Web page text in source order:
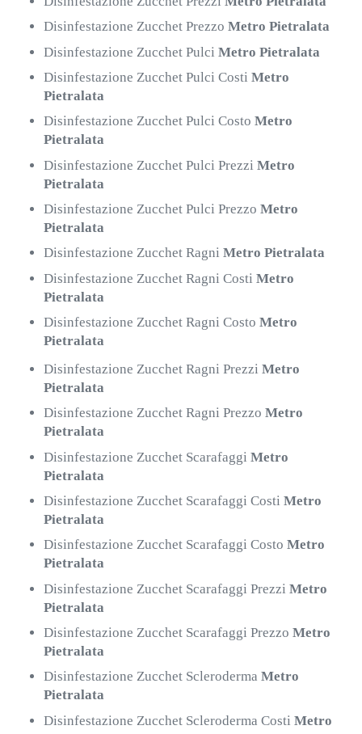
Disinfestazione Zucchet PrezzoMetro Pietralata
Disinfestazione Zucchet PulciMetro Pietralata
Disinfestazione Zucchet Pulci CostiMetro
Pietralata
Disinfestazione Zucchet Pulci CostoMetro
Pietralata
Disinfestazione Zucchet Pulci PrezziMetro
Pietralata
Disinfestazione Zucchet Pulci PrezzoMetro
Pietralata
Disinfestazione Zucchet RagniMetro Pietralata
Disinfestazione Zucchet Ragni CostiMetro
Pietralata
Disinfestazione Zucchet Ragni CostoMetro
Pietralata
Disinfestazione Zucchet Ragni PrezziMetro
Pietralata
Disinfestazione Zucchet Ragni PrezzoMetro
Pietralata
Disinfestazione Zucchet ScarafaggiMetro
Pietralata
Disinfestazione Zucchet Scarafaggi CostiMetro
Pietralata
Disinfestazione Zucchet Scarafaggi CostoMetro
Pietralata
Disinfestazione Zucchet Scarafaggi PrezziMetro
Pietralata
Disinfestazione Zucchet Scarafaggi PrezzoMetro
Pietralata
Disinfestazione Zucchet SclerodermaMetro
Pietralata
Disinfestazione Zucchet Scleroderma CostiMetro